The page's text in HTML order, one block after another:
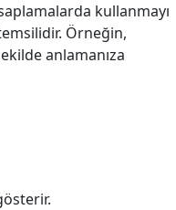
kullanmayı
Örneğin,
anlamanıza